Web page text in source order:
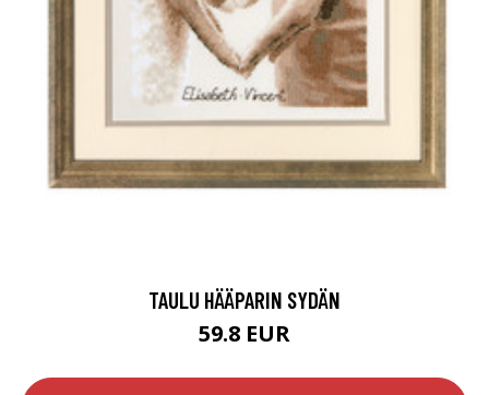
TAULU HÄÄPARIN SYDÄN
59.8 EUR